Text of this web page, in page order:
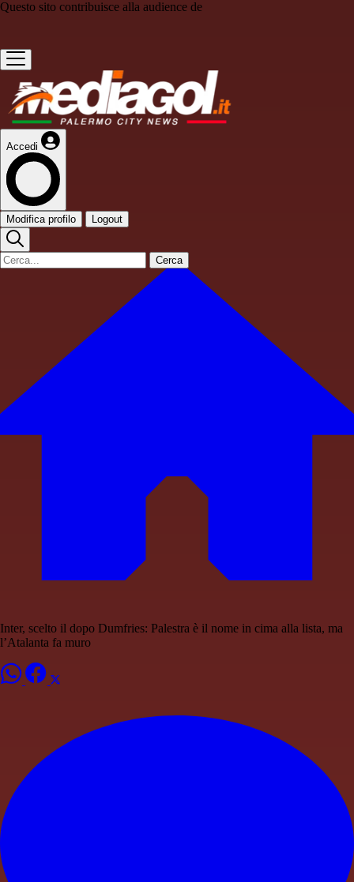
Questo sito contribuisce alla audience de
Accedi
Modifica profilo Logout
Cerca
Inter, scelto il dopo Dumfries: Palestra è il nome in cima alla lista, ma
l’Atalanta fa muro